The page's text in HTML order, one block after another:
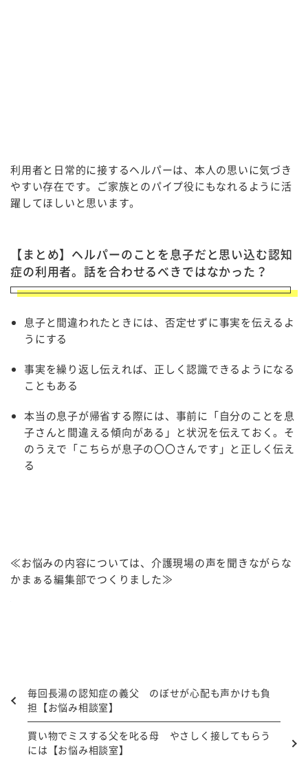
利用者と日常的に接するヘルパーは、本人の思いに気づき
やすい存在です。ご家族とのパイプ役にもなれるように活
躍してほしいと思います。
【まとめ】ヘルパーのことを息子だと思い込む認知
症の利用者。話を合わせるべきではなかった？
息子と間違われたときには、否定せずに事実を伝えるよ
うにする
事実を繰り返し伝えれば、正しく認識できるようになる
こともある
本当の息子が帰省する際には、事前に「自分のことを息
子さんと間違える傾向がある」と状況を伝えておく。そ
のうえで「こちらが息子の〇〇さんです」と正しく伝え
る
≪お悩みの内容については、介護現場の声を聞きながらな
かまぁる編集部でつくりました≫
毎回長湯の認知症の義父 のぼせが心配も声かけも負
担【お悩み相談室】
買い物でミスする父を叱る母 やさしく接してもらう
には【お悩み相談室】